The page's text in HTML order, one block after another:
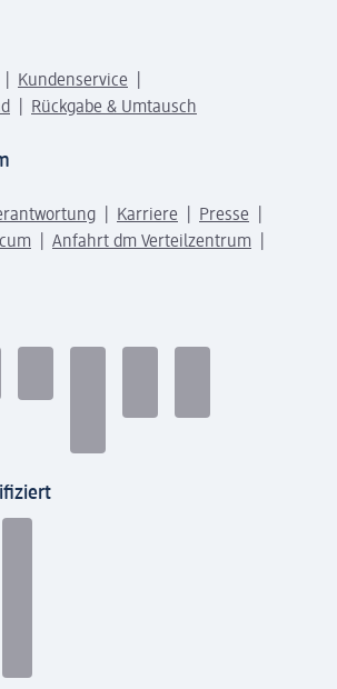
Kundenservice
Rückgabe & Umtausch
Karriere
Presse
Anfahrt dm Verteilzentrum